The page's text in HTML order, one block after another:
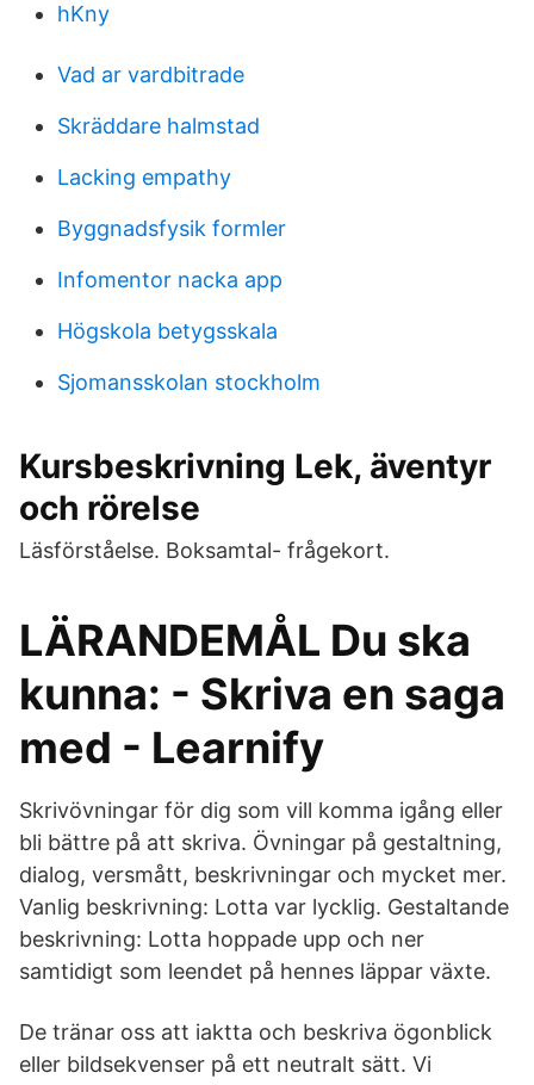
hKny
Vad ar vardbitrade
Skräddare halmstad
Lacking empathy
Byggnadsfysik formler
Infomentor nacka app
Högskola betygsskala
Sjomansskolan stockholm
Kursbeskrivning Lek, äventyr
och rörelse
Läsförståelse. Boksamtal- frågekort.
LÄRANDEMÅL Du ska
kunna: - Skriva en saga
med - Learnify
Skrivövningar för dig som vill komma igång eller
bli bättre på att skriva. Övningar på gestaltning,
dialog, versmått, beskrivningar och mycket mer.
Vanlig beskrivning: Lotta var lycklig. Gestaltande
beskrivning: Lotta hoppade upp och ner
samtidigt som leendet på hennes läppar växte.
De tränar oss att iaktta och beskriva ögonblick
eller bildsekvenser på ett neutralt sätt. Vi